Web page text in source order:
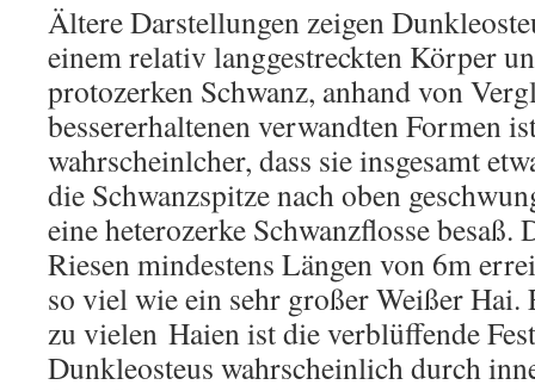
Ältere Darstellungen zeigen
einem relativ langgestreckten Körper
protozerken Schwanz, anhand von
bessererhaltenen verwandten Formen
wahrscheinlcher, dass sie insgesamt
die Schwanzspitze nach oben
eine heterozerke Schwanzflosse besaß.
Riesen mindestens Längen von 6m
so viel wie ein sehr großer Weißer Hai.
zu vielen Haien ist die verblüffende
Dunkleosteus wahrscheinlich durch